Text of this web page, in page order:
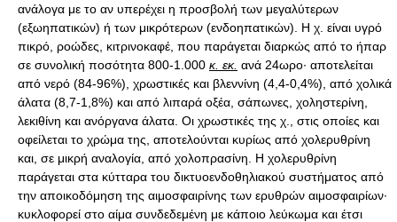
ανάλογα με το αν υπερέχει η προσβολή των μεγαλύτερων
(εξωηπατικών) ή των μικρότερων (ενδοηπατικών). Η χ. είναι υγρό
πικρό, ροώδες, κιτρινοκαφέ, που παράγεται διαρκώς από το ήπαρ
σε συνολική ποσότητα 800-1.000 κ. εκ. ανά 24ωρο· αποτελείται
από νερό (84-96%), χρωστικές και βλεννίνη (4,4-0,4%), από χολικά
άλατα (8,7-1,8%) και από λιπαρά οξέα, σάπωνες, χοληστερίνη,
λεκιθίνη και ανόργανα άλατα. Οι χρωστικές της χ., στις οποίες και
οφείλεται το χρώμα της, αποτελούνται κυρίως από χολερυθρίνη
και, σε μικρή αναλογία, από χολοπρασίνη. Η χολερυθρίνη
παράγεται στα κύτταρα του δικτυοενδοθηλιακού συστήματος από
την αποικοδόμηση της αιμοσφαιρίνης των ερυθρών αιμοσφαιρίων·
κυκλοφορεί στο αίμα συνδεδεμένη με κάποιο λεύκωμα και έτσι